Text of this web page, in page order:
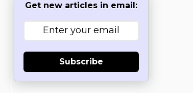
Get new articles in email:
Subscribe